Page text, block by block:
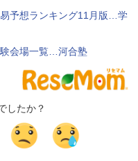
易予想ランキング11月版…学
験会場一覧…河合塾
したか？